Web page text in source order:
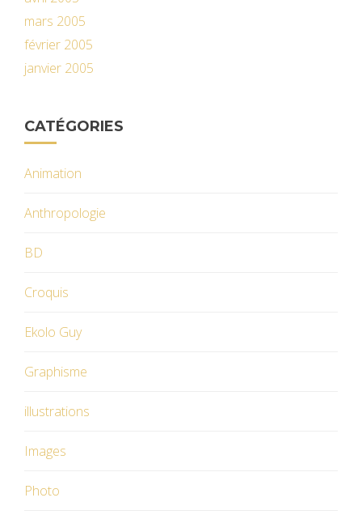
mars 2005
février 2005
janvier 2005
CATÉGORIES
Animation
Anthropologie
BD
Croquis
Ekolo Guy
Graphisme
illustrations
Images
Photo